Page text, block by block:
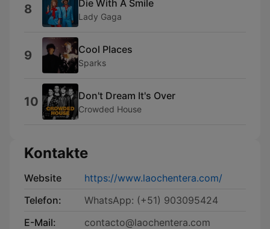
8 Die With A Smile
Lady Gaga
9 Cool Places
Sparks
10 Don't Dream It's Over
Crowded House
Kontakte
Website
https://www.laochentera.com/
Telefon:
WhatsApp: (+51) 903095424
E-Mail:
contacto@laochentera.com